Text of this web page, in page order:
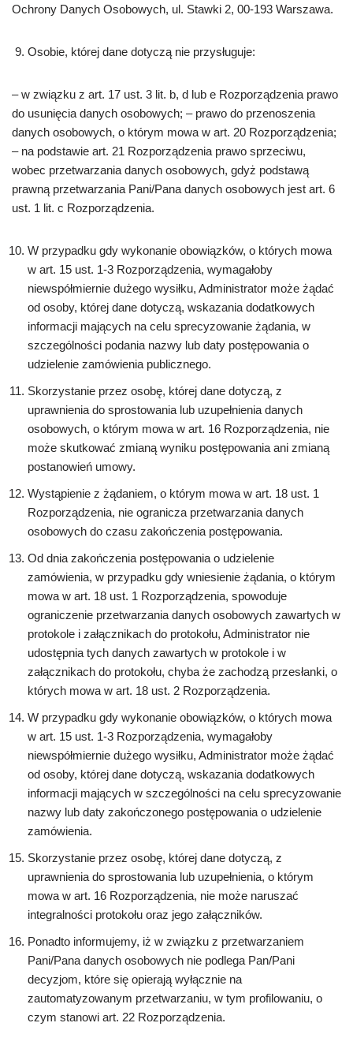
Ochrony Danych Osobowych, ul. Stawki 2, 00-193 Warszawa.
Osobie, której dane dotyczą nie przysługuje:
– w związku z art. 17 ust. 3 lit. b, d lub e Rozporządzenia prawo
do usunięcia danych osobowych; – prawo do przenoszenia
danych osobowych, o którym mowa w art. 20 Rozporządzenia;
– na podstawie art. 21 Rozporządzenia prawo sprzeciwu,
wobec przetwarzania danych osobowych, gdyż podstawą
prawną przetwarzania Pani/Pana danych osobowych jest art. 6
ust. 1 lit. c Rozporządzenia.
W przypadku gdy wykonanie obowiązków, o których mowa
w art. 15 ust. 1-3 Rozporządzenia, wymagałoby
niewspółmiernie dużego wysiłku, Administrator może żądać
od osoby, której dane dotyczą, wskazania dodatkowych
informacji mających na celu sprecyzowanie żądania, w
szczególności podania nazwy lub daty postępowania o
udzielenie zamówienia publicznego.
Skorzystanie przez osobę, której dane dotyczą, z
uprawnienia do sprostowania lub uzupełnienia danych
osobowych, o którym mowa w art. 16 Rozporządzenia, nie
może skutkować zmianą wyniku postępowania ani zmianą
postanowień umowy.
Wystąpienie z żądaniem, o którym mowa w art. 18 ust. 1
Rozporządzenia, nie ogranicza przetwarzania danych
osobowych do czasu zakończenia postępowania.
Od dnia zakończenia postępowania o udzielenie
zamówienia, w przypadku gdy wniesienie żądania, o którym
mowa w art. 18 ust. 1 Rozporządzenia, spowoduje
ograniczenie przetwarzania danych osobowych zawartych w
protokole i załącznikach do protokołu, Administrator nie
udostępnia tych danych zawartych w protokole i w
załącznikach do protokołu, chyba że zachodzą przesłanki, o
których mowa w art. 18 ust. 2 Rozporządzenia.
W przypadku gdy wykonanie obowiązków, o których mowa
w art. 15 ust. 1-3 Rozporządzenia, wymagałoby
niewspółmiernie dużego wysiłku, Administrator może żądać
od osoby, której dane dotyczą, wskazania dodatkowych
informacji mających w szczególności na celu sprecyzowanie
nazwy lub daty zakończonego postępowania o udzielenie
zamówienia.
Skorzystanie przez osobę, której dane dotyczą, z
uprawnienia do sprostowania lub uzupełnienia, o którym
mowa w art. 16 Rozporządzenia, nie może naruszać
integralności protokołu oraz jego załączników.
Ponadto informujemy, iż w związku z przetwarzaniem
Pani/Pana danych osobowych nie podlega Pan/Pani
decyzjom, które się opierają wyłącznie na
zautomatyzowanym przetwarzaniu, w tym profilowaniu, o
czym stanowi art. 22 Rozporządzenia.